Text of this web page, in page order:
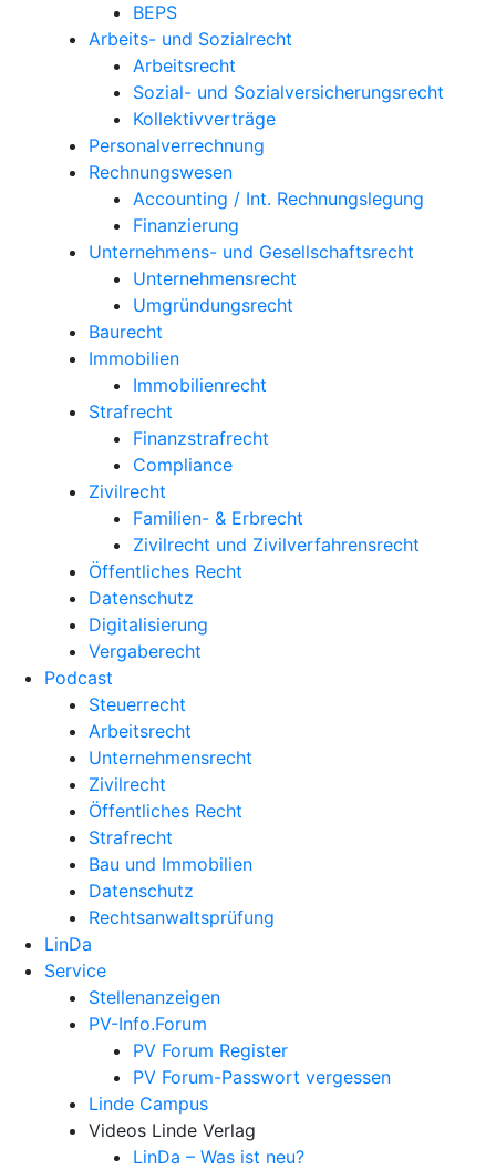
BEPS
Arbeits- und Sozialrecht
Arbeitsrecht
Sozial- und Sozialversicherungsrecht
Kollektivverträge
Personalverrechnung
Rechnungswesen
Accounting / Int. Rechnungslegung
Finanzierung
Unternehmens- und Gesellschaftsrecht
Unternehmensrecht
Umgründungsrecht
Baurecht
Immobilien
Immobilienrecht
Strafrecht
Finanzstrafrecht
Compliance
Zivilrecht
Familien- & Erbrecht
Zivilrecht und Zivilverfahrensrecht
Öffentliches Recht
Datenschutz
Digitalisierung
Vergaberecht
Podcast
Steuerrecht
Arbeitsrecht
Unternehmens­recht
Zivilrecht
Öffentliches Recht
Strafrecht
Bau und Immobilien
Datenschutz
Rechtsanwalts­prüfung
LinDa
Service
Stellenanzeigen
PV-Info.Forum
PV Forum Register
PV Forum-Passwort vergessen
Linde Campus
Videos Linde Verlag
LinDa – Was ist neu?